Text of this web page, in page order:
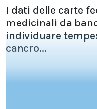
I dati delle carte
medicinali da
individuare
cancro...